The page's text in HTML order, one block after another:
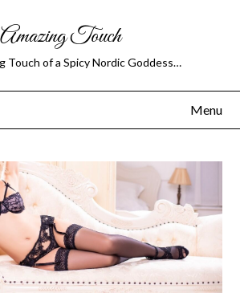
Amazing Touch
Touch of a Spicy Nordic Goddess…
Menu